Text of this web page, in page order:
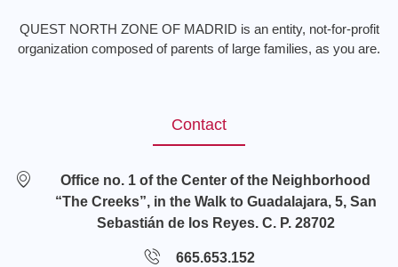
QUEST NORTH ZONE OF MADRID is an entity, not-for-profit
organization composed of parents of large families, as you are.
Contact
Office no. 1 of the Center of the Neighborhood
“The Creeks”, in the Walk to Guadalajara, 5, San
Sebastián de los Reyes. C. P. 28702
665.653.152